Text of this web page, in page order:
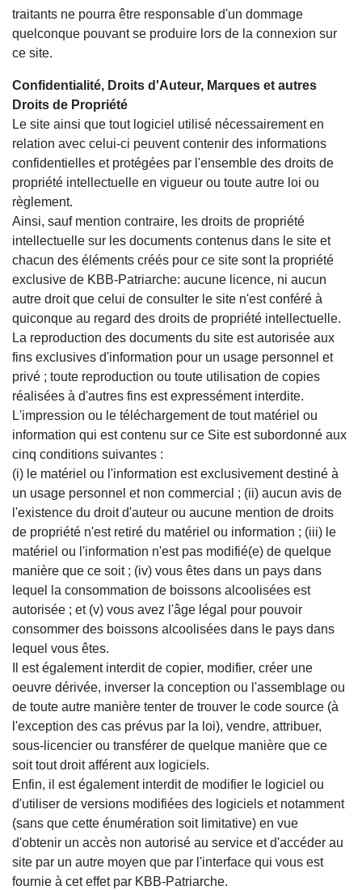
traitants ne pourra être responsable d'un dommage
quelconque pouvant se produire lors de la connexion sur
ce site.
Confidentialité, Droits d'Auteur, Marques et autres
Droits de Propriété
Le site ainsi que tout logiciel utilisé nécessairement en
relation avec celui-ci peuvent contenir des informations
confidentielles et protégées par l'ensemble des droits de
propriété intellectuelle en vigueur ou toute autre loi ou
règlement.
Ainsi, sauf mention contraire, les droits de propriété
intellectuelle sur les documents contenus dans le site et
chacun des éléments créés pour ce site sont la propriété
exclusive de KBB-Patriarche: aucune licence, ni aucun
autre droit que celui de consulter le site n'est conféré à
quiconque au regard des droits de propriété intellectuelle.
La reproduction des documents du site est autorisée aux
fins exclusives d'information pour un usage personnel et
privé ; toute reproduction ou toute utilisation de copies
réalisées à d'autres fins est expressément interdite.
L'impression ou le téléchargement de tout matériel ou
information qui est contenu sur ce Site est subordonné aux
cinq conditions suivantes :
(i) le matériel ou l'information est exclusivement destiné à
un usage personnel et non commercial ; (ii) aucun avis de
l'existence du droit d'auteur ou aucune mention de droits
de propriété n'est retiré du matériel ou information ; (iii) le
matériel ou l'information n'est pas modifié(e) de quelque
manière que ce soit ; (iv) vous êtes dans un pays dans
lequel la consommation de boissons alcoolisées est
autorisée ; et (v) vous avez l'âge légal pour pouvoir
consommer des boissons alcoolisées dans le pays dans
lequel vous êtes.
Il est également interdit de copier, modifier, créer une
oeuvre dérivée, inverser la conception ou l'assemblage ou
de toute autre manière tenter de trouver le code source (à
l'exception des cas prévus par la loi), vendre, attribuer,
sous-licencier ou transférer de quelque manière que ce
soit tout droit afférent aux logiciels.
Enfin, il est également interdit de modifier le logiciel ou
d'utiliser de versions modifiées des logiciels et notamment
(sans que cette énumération soit limitative) en vue
d'obtenir un accès non autorisé au service et d'accéder au
site par un autre moyen que par l'interface qui vous est
fournie à cet effet par KBB-Patriarche.